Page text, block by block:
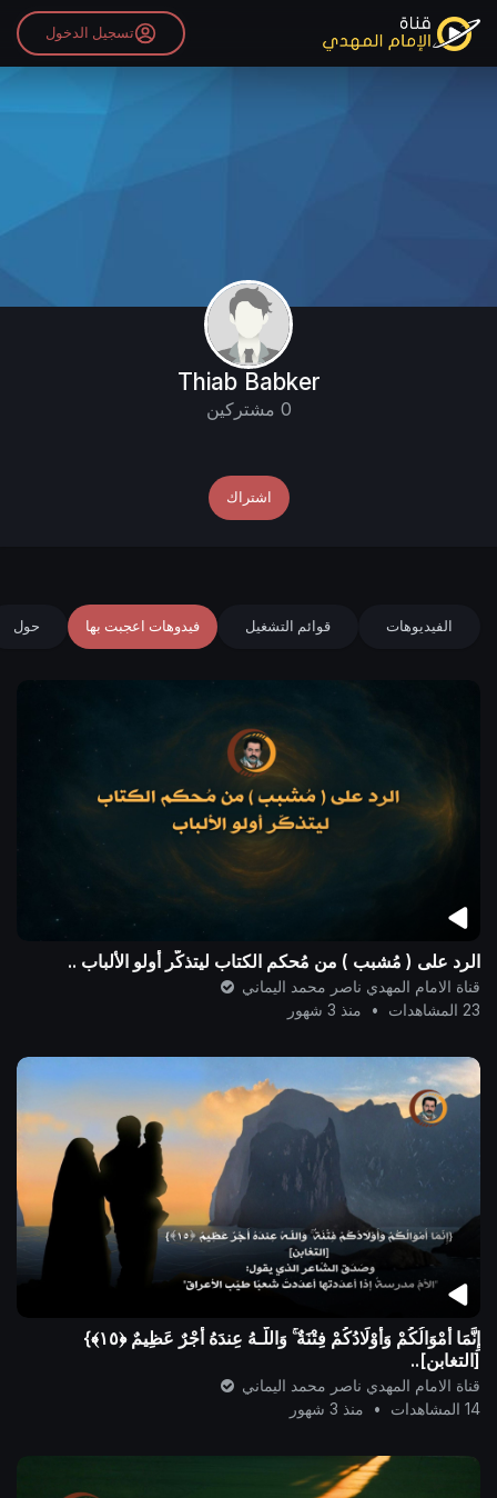
تسجيل الدخول
Thiab Babker
0 مشتركين
اشتراك
الفيديوهات قوائم التشغيل فيدوهات اعجبت بها حول
الرد على ( مُشبب ) من مُحكم الكتاب ليتذكّر أولو الألباب ..
قناة الامام المهدي ناصر محمد اليماني
23 المشاهدات
• منذ 3 شهور
إِنَّمَا أَمْوَالُكُمْ وَأَوْلَادُكُمْ فِتْنَةٌ ۚ وَاللَّـهُ عِندَهُ أَجْرٌ عَظِيمٌ ﴿١٥﴾}
[التغابن]..
قناة الامام المهدي ناصر محمد اليماني
14 المشاهدات
• منذ 3 شهور